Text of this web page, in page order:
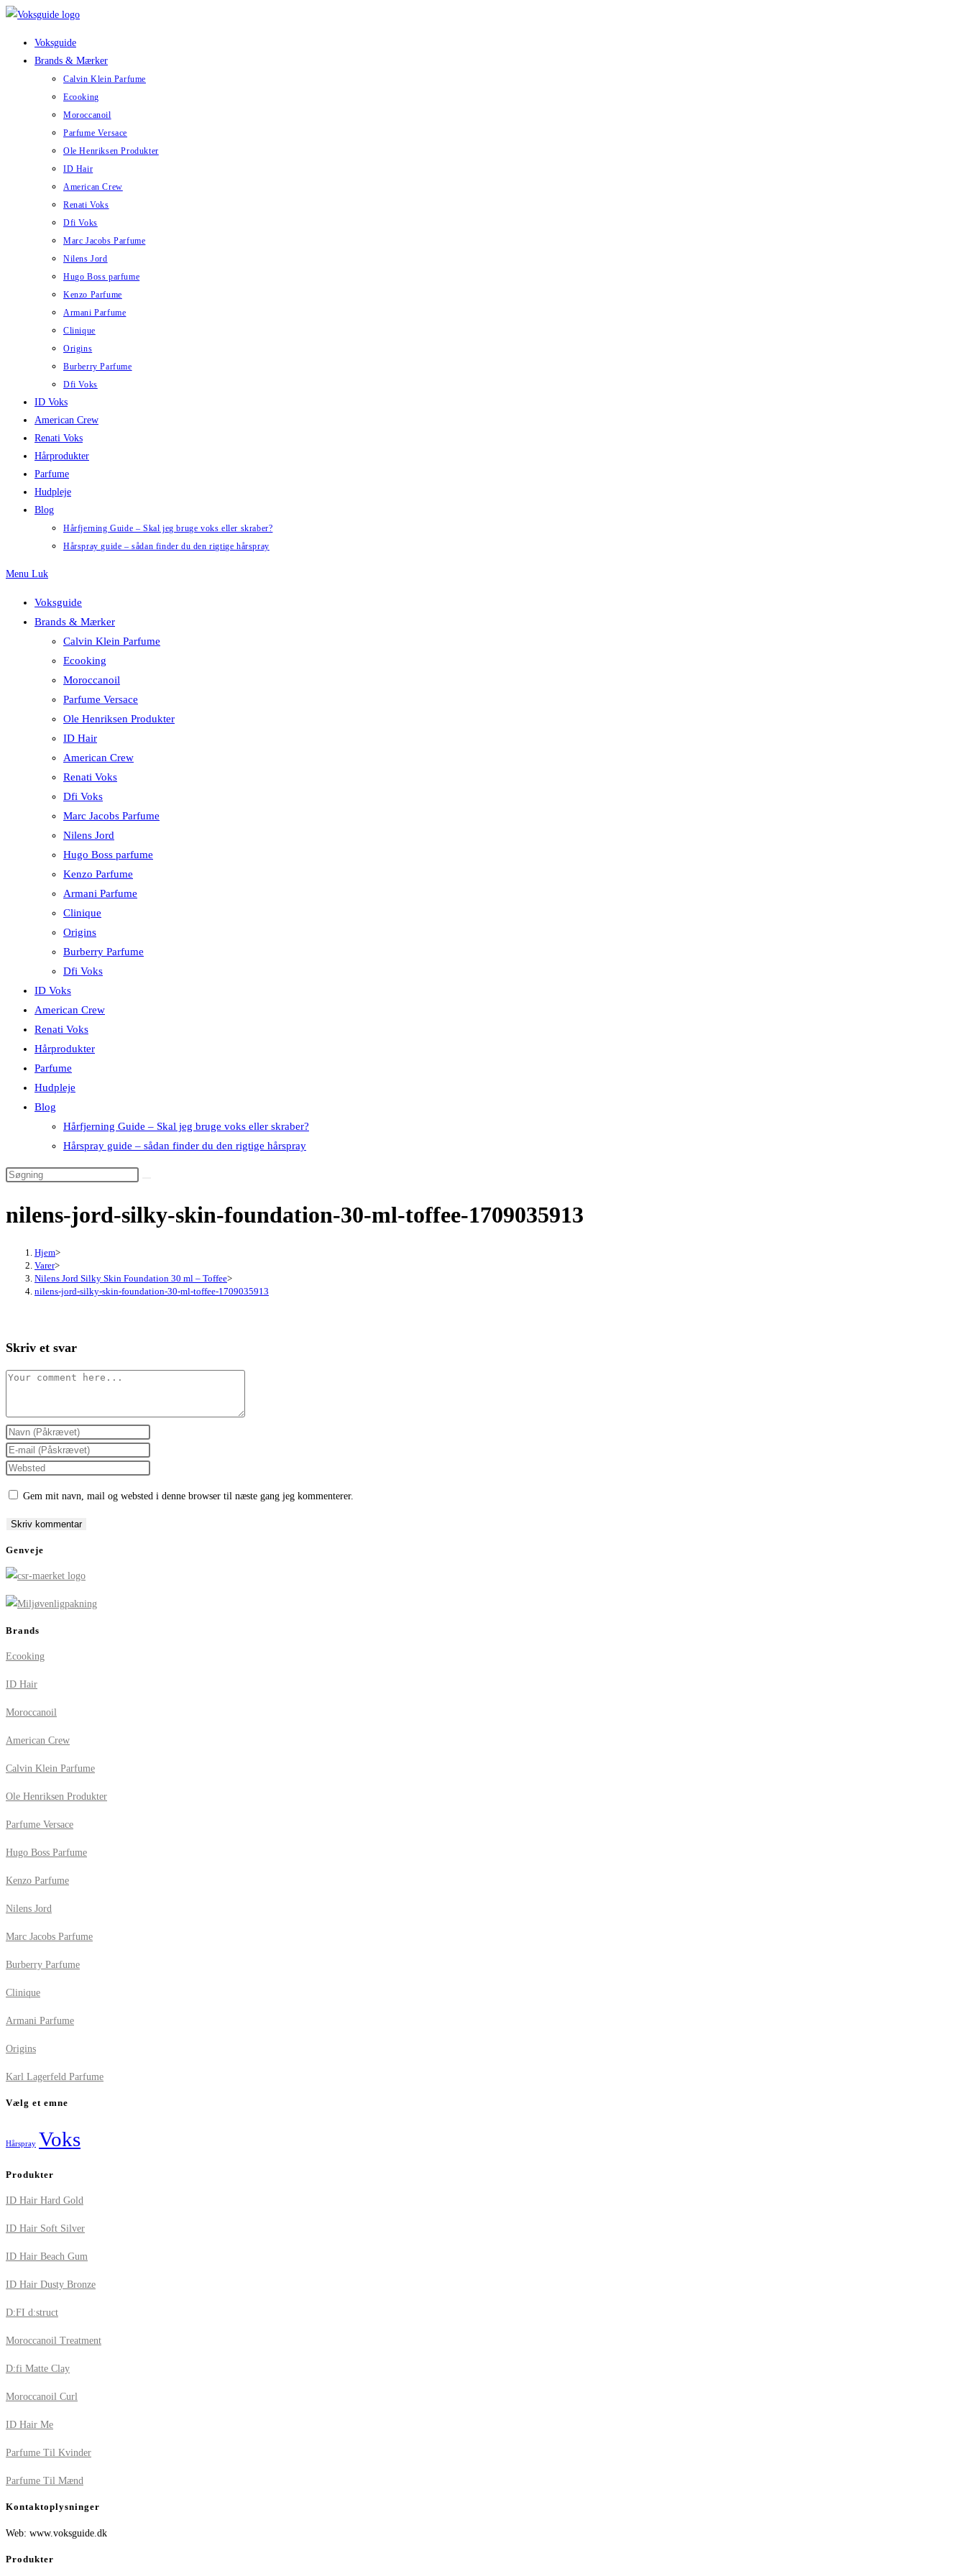
Skip
Voksguide
Brands & Mærker
Calvin Klein Parfume
Ecooking
Moroccanoil
Parfume Versace
Ole Henriksen Produkter
ID Hair
American Crew
Renati Voks
Dfi Voks
Marc Jacobs Parfume
Nilens Jord
Hugo Boss parfume
Kenzo Parfume
Armani Parfume
Clinique
Origins
Burberry Parfume
Dfi Voks
ID Voks
American Crew
Renati Voks
Hårprodukter
Parfume
Hudpleje
Blog
Hårfjerning Guide – Skal jeg bruge voks eller skraber?
Hårspray guide – sådan finder du den rigtige hårspray
Menu Luk
Voksguide
Brands & Mærker
Calvin Klein Parfume
Ecooking
Moroccanoil
Parfume Versace
Ole Henriksen Produkter
ID Hair
American Crew
Renati Voks
Dfi Voks
Marc Jacobs Parfume
Nilens Jord
Hugo Boss parfume
Kenzo Parfume
Armani Parfume
Clinique
Origins
Burberry Parfume
Dfi Voks
ID Voks
American Crew
Renati Voks
Hårprodukter
Parfume
Hudpleje
Blog
Hårfjerning Guide – Skal jeg bruge voks eller skraber?
Hårspray guide – sådan finder du den rigtige hårspray
nilens-jord-silky-skin-foundation-30-ml-toffee-1709035913
Hjem>
Varer>
Nilens Jord Silky Skin Foundation 30 ml – Toffee>
nilens-jord-silky-skin-foundation-30-ml-toffee-1709035913
Skriv et svar
Comment
Enter
your
name
to
Enter
your
to
Enter
URL
Gem mit navn, mail og websted i denne browser til næste gang jeg kommenterer.
Genveje
Brands
Ecooking
ID Hair
Moroccanoil
American Crew
Calvin Klein Parfume
Ole Henriksen Produkter
Parfume Versace
Hugo Boss Parfume
Kenzo Parfume
Nilens Jord
Marc Jacobs Parfume
Burberry Parfume
Clinique
Armani Parfume
Origins
Karl Lagerfeld Parfume
Vælg et emne
Hårspray Voks
Produkter
ID Hair Hard Gold
ID Hair Soft Silver
ID Hair Beach Gum
ID Hair Dusty Bronze
D:FI d:struct
Moroccanoil Treatment
D:fi Matte Clay
Moroccanoil Curl
ID Hair Me
Parfume Til Kvinder
Parfume Til Mænd
Kontaktoplysninger
Web: www.voksguide.dk
Produkter